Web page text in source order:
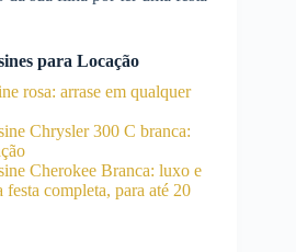
para Locação
rosa: arrase em qualquer
Chrysler 300 C branca:
Cherokee Branca: luxo e
festa completa, para até 20